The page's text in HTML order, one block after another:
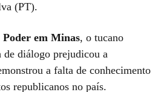
(PT).
Poder em Minas, o tucano
de diálogo prejudicou a
a falta de conhecimento
republicanos no país.